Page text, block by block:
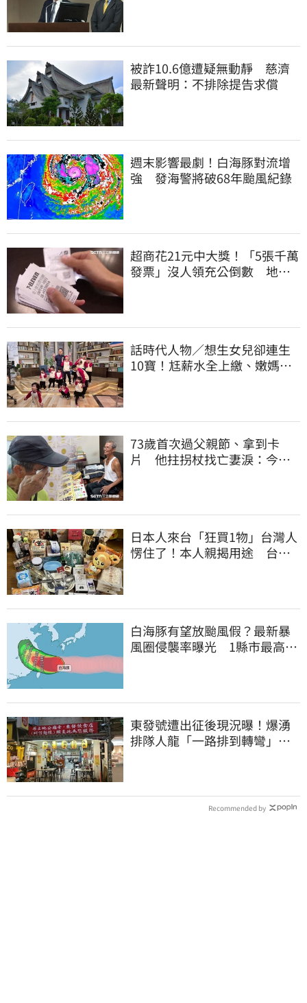
被詐10.6億遭疑無動靜 慈濟
最新聲明：不排除提告求償
週末影響最劇！白海豚對流增
強 發海警將破68年颱風紀錄
超商花21元中大獎！「5張千萬
發票」沒人領充公倒數 地點
話時代人物／想生女兒卻連生
10寶！尪薪水全上繳、嫩媽吐
73歲首次過父親節、拿到卡
片 他拄拐杖找亡妻淚：今天
日本人來台「狂買1物」台灣人
愣住了！本人親揭用途 台網
白海豚有望放颱風假？最新暴
風圈侵襲率曝光 1縣市最高達
東發號遭出征後現況曝！爆湧
排隊人龍「一路排到轉彎」
Recommended by